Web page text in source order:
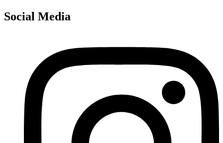
Social Media